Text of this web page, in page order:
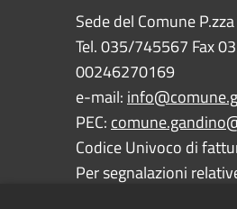
Sede del Comune
Tel. 035/745567 Fax
00246270169
e-mail:
PEC:
Codice Univoco di
Per segnalazioni